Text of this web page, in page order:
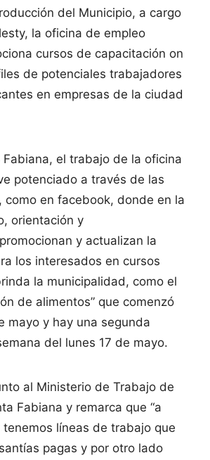
del Municipio, a cargo
la oficina de empleo
cursos de capacitación on
de potenciales trabajadores
en empresas de la ciudad
Fabiana, el trabajo de la oficina
potenciado a través de las
como en facebook, donde en la
orientación y
y actualizan la
los interesados en cursos
la municipalidad, como el
de alimentos” que comenzó
mayo y hay una segunda
del lunes 17 de mayo.
al Ministerio de Trabajo de
Fabiana y remarca que “a
líneas de trabajo que
pagas y por otro lado